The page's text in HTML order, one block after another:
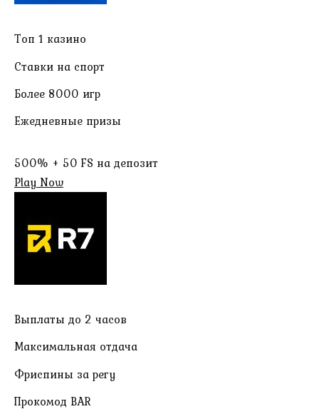
Топ 1 казино
Ставки на спорт
Более 8000 игр
Ежедневные призы
500% + 50 FS на депозит
Play Now
Выплаты до 2 часов
Максимальная отдача
Фриспины за регу
Прокомод BAR